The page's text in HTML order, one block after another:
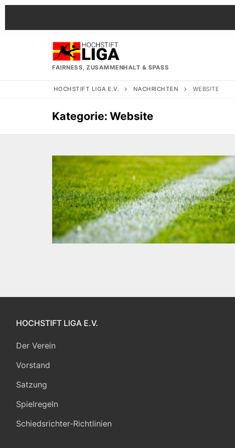
Zum
springen
FAIRNESS, ZUSAMMENHALT & SPASS
HOCHSTIFT LIGA E.V. NACHRICHTEN WEBSITE
Kategorie: Website
HOCHSTIFT LIGA E.V.
Der Verein
Vorstand
Satzung
Spielregeln
Schiedsrichter-Richtlinien